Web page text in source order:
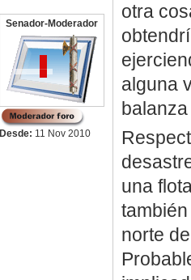
Senador-Moderador
Desde: 11 Nov 2010
otra
alguna
una
norte